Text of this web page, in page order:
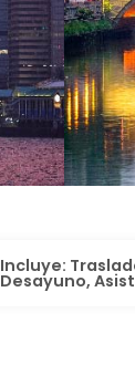
Incluye:
Desayuno,